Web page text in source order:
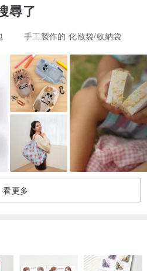
尋了
手工製作的 化妝袋/收納袋
看更多